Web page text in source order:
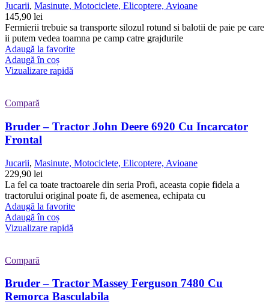
Jucarii, Masinute, Motociclete, Elicoptere, Avioane
145,90 lei
Fermierii trebuie sa transporte silozul rotund si balotii de paie pe care
ii putem vedea toamna pe camp catre grajdurile
Adaugă la favorite
Adaugă în coș
Vizualizare rapidă
Compară
Bruder – Tractor John Deere 6920 Cu Incarcator
Frontal
Jucarii, Masinute, Motociclete, Elicoptere, Avioane
229,90 lei
La fel ca toate tractoarele din seria Profi, aceasta copie fidela a
tractorului original poate fi, de asemenea, echipata cu
Adaugă la favorite
Adaugă în coș
Vizualizare rapidă
Compară
Bruder – Tractor Massey Ferguson 7480 Cu
Remorca Basculabila